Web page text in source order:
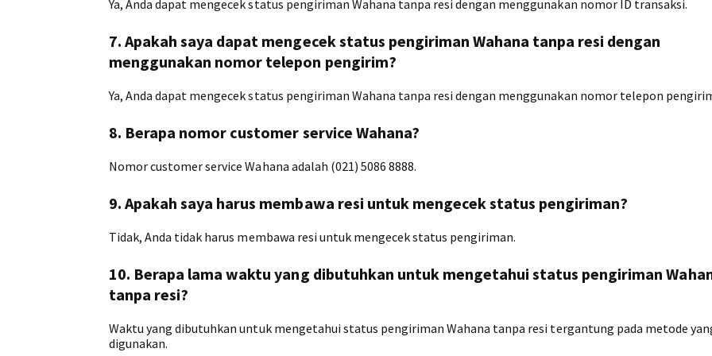
Ya, Anda dapat mengecek status pengiriman Wahana tanpa resi dengan menggunakan nomor ID transaksi.
7. Apakah saya dapat mengecek status pengiriman Wahana tanpa resi dengan
menggunakan nomor telepon pengirim?
Ya, Anda dapat mengecek status pengiriman Wahana tanpa resi dengan menggunakan nomor telepon
8. Berapa nomor customer service Wahana?
Nomor customer service Wahana adalah (021) 5086 8888.
9. Apakah saya harus membawa resi untuk mengecek status pengiriman?
Tidak, Anda tidak harus membawa resi untuk mengecek status pengiriman.
10. Berapa lama waktu yang dibutuhkan untuk mengetahui status pengiriman
tanpa resi?
Waktu yang dibutuhkan untuk mengetahui status pengiriman Wahana tanpa resi tergantung pada metode
digunakan.